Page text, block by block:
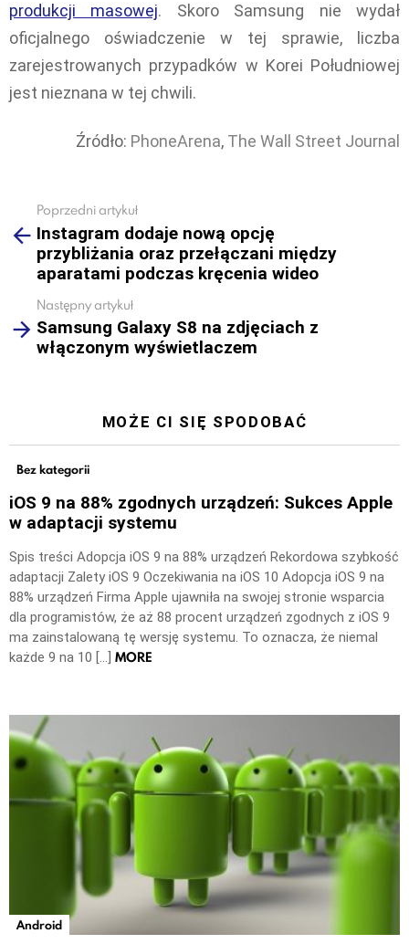
produkcji masowej. Skoro Samsung nie wydał
oficjalnego oświadczenie w tej sprawie, liczba
zarejestrowanych przypadków w Korei Południowej
jest nieznana w tej chwili.
Źródło: PhoneArena, The Wall Street Journal
more
Poprzedni artykuł
Instagram dodaje nową opcję
przybliżania oraz przełączani między
aparatami podczas kręcenia wideo
Następny artykuł
Samsung Galaxy S8 na zdjęciach z
włączonym wyświetlaczem
MOŻE CI SIĘ SPODOBAĆ
Bez kategorii
iOS 9 na 88% zgodnych urządzeń: Sukces Apple
w adaptacji systemu
Spis treści Adopcja iOS 9 na 88% urządzeń Rekordowa szybkość
adaptacji Zalety iOS 9 Oczekiwania na iOS 10 Adopcja iOS 9 na
88% urządzeń Firma Apple ujawniła na swojej stronie wsparcia
dla programistów, że aż 88 procent urządzeń zgodnych z iOS 9
ma zainstalowaną tę wersję systemu. To oznacza, że niemal
każde 9 na 10 […] MORE
Android